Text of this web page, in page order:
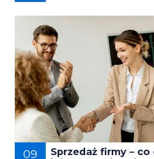
09
Sprzedaż firmy – co